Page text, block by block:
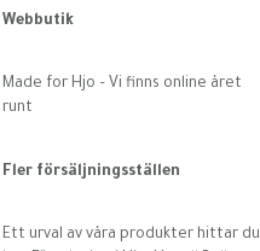
Webbutik
Made for Hjo – Vi finns online året
runt
Fler försäljningsställen
Ett urval av våra produkter hittar du